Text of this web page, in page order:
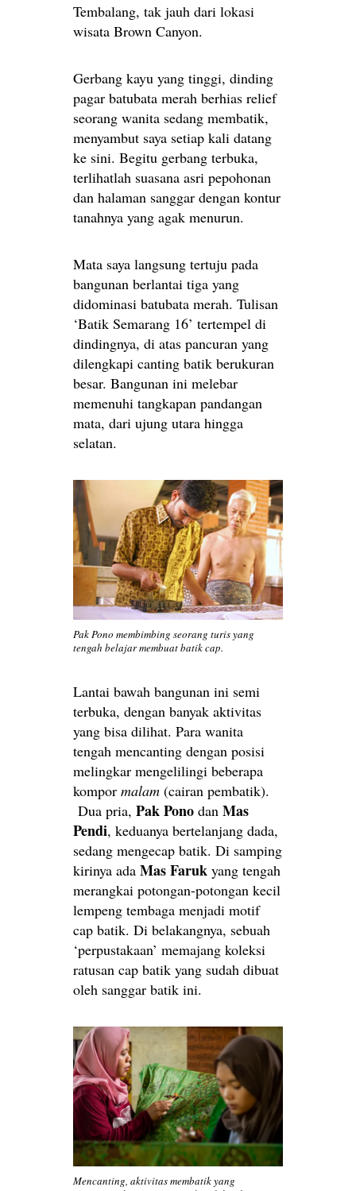
Tembalang, tak jauh dari lokasi
wisata Brown Canyon.
Gerbang kayu yang tinggi, dinding
pagar batubata merah berhias relief
seorang wanita sedang membatik,
menyambut saya setiap kali datang
ke sini. Begitu gerbang terbuka,
terlihatlah suasana asri pepohonan
dan halaman sanggar dengan kontur
tanahnya yang agak menurun.
Mata saya langsung tertuju pada
bangunan berlantai tiga yang
didominasi batubata merah. Tulisan
‘Batik Semarang 16’ tertempel di
dindingnya, di atas pancuran yang
dilengkapi canting batik berukuran
besar. Bangunan ini melebar
memenuhi tangkapan pandangan
mata, dari ujung utara hingga
selatan.
Pak Pono membimbing seorang turis yang
tengah belajar membuat batik cap.
Lantai bawah bangunan ini semi
terbuka, dengan banyak aktivitas
yang bisa dilihat. Para wanita
tengah mencanting dengan posisi
melingkar mengelilingi beberapa
kompor malam (cairan pembatik).
Dua pria, Pak Pono dan Mas
Pendi, keduanya bertelanjang dada,
sedang mengecap batik. Di samping
kirinya ada Mas Faruk yang tengah
merangkai potongan-potongan kecil
lempeng tembaga menjadi motif
cap batik. Di belakangnya, sebuah
‘perpustakaan’ memajang koleksi
ratusan cap batik yang sudah dibuat
oleh sanggar batik ini.
Mencanting, aktivitas membatik yang